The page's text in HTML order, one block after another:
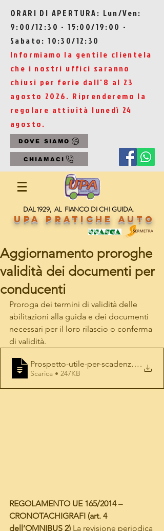
ORARI DI APERTURA: Lun/Ven:
9:00/12:30 - 15:00/19:00 -
Sabato: 10:30/12:30
Informiamo la gentile clientela
che i nostri uffici saranno
chiusi per ferie dall'8 al 23
agosto 2026. Riprenderemo la
regolare attività lunedì 24
agosto.
DOVE SIAMO
CHIAMACI
DAL 1929, AL FIANCO DI CHI GUIDA.
UPA Pratiche Auto
Aggiornamento proroghe
validità dei documenti per
conducenti
Proroga dei termini di validità delle
abilitazioni alla guida e dei documenti
necessari per il loro rilascio o conferma
di validità.
Prospetto-utile-per-scadenze- .
Scarica • 247KB
REGOLAMENTO UE 165/2014 –
CRONOTACHIGRAFI (art. 4
dell’OMNIBUS 2) La revisione periodica